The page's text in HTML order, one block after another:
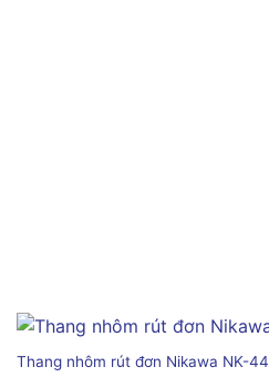
Thang nhôm rút đơn Nikawa NK-44